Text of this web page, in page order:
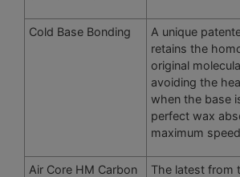
Cold Base Bonding
A unique
retains the
original
avoiding the
when the base
perfect wax
maximum
Air Core HM Carbon
The latest from